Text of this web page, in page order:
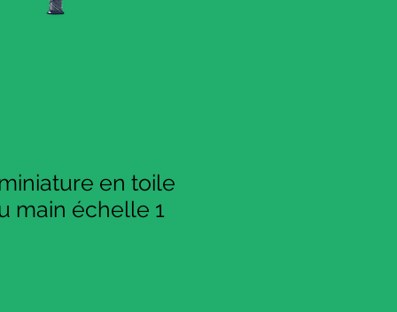
en toile
main échelle 1